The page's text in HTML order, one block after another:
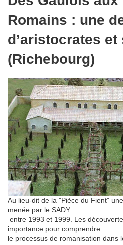
Romains : une
d’aristocrates
(Richebourg)
Au lieu-dit de la "Pièce du Fient"
menée par le SADY
entre 1993 et 1999. Les
importance pour comprendre
le processus de romanisation dans